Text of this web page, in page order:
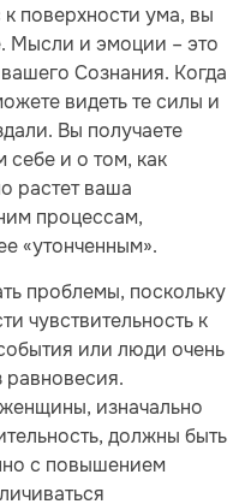
поверхности ума, вы
Мысли и эмоции – это
Сознания. Когда
видеть те силы и
Вы получаете
и о том, как
растет ваша
процессам,
«утонченным».
проблемы, поскольку
чувствительность к
или люди очень
равновесия.
изначально
должны быть
с повышением